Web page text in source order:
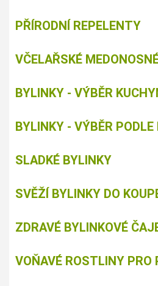
PŘÍRODNÍ REPELENTY
VČELAŘSKÉ
BYLINKY - VÝBĚR
BYLINKY - VÝBĚR PODLE
SLADKÉ BYLINKY
SVĚŽÍ BYLINKY DO
ZDRAVÉ BYLINKOVÉ
VOŇAVÉ ROSTLINY PRO